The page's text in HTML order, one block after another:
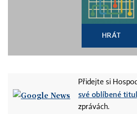
HRÁT
Přidejte si
své oblíbené
zprávách.